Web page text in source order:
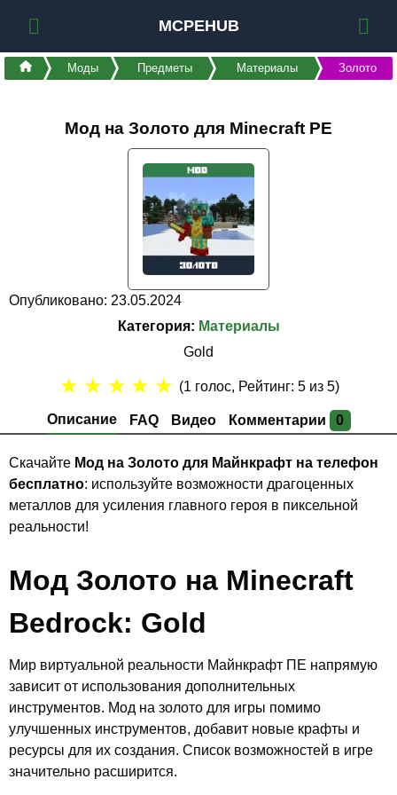
MCPEHUB
Моды Предметы Материалы Золото
Мод на Золото для Minecraft PE
Опубликовано: 23.05.2024
Категория: Материалы
Gold
Описание FAQ Видео Комментарии 0
★ ★ ★ ★ ★ (1 голос, Рейтинг:5 из 5)
Скачайте Мод на Золото для Майнкрафт на телефон
бесплатно: используйте возможности драгоценных
металлов для усиления главного героя в пиксельной
реальности!
Мод Золото на Minecraft
Bedrock: Gold
Мир виртуальной реальности Майнкрафт ПЕ напрямую
зависит от использования дополнительных
инструментов. Мод на золото для игры помимо
улучшенных инструментов, добавит новые крафты и
ресурсы для их создания. Список возможностей в игре
значительно расширится.